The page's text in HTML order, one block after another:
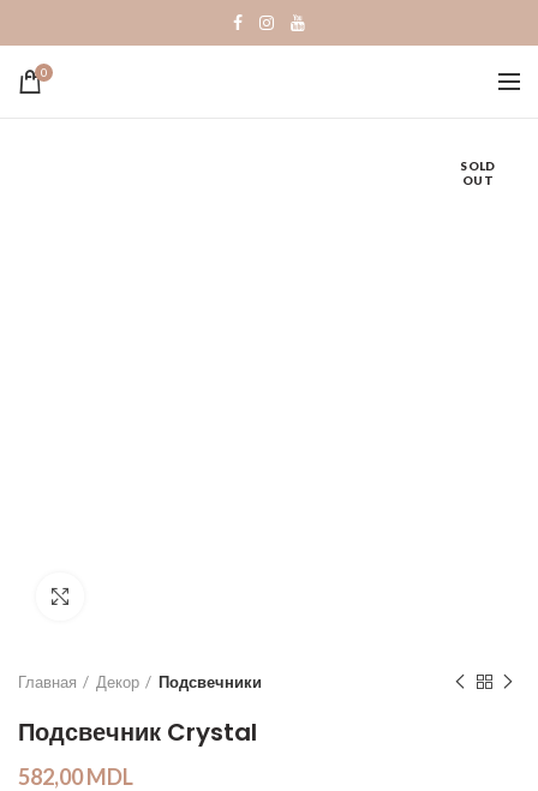
0
SOLD
OUT
Главная Декор Подсвечники
Подсвечник Crystal
582,00MDL